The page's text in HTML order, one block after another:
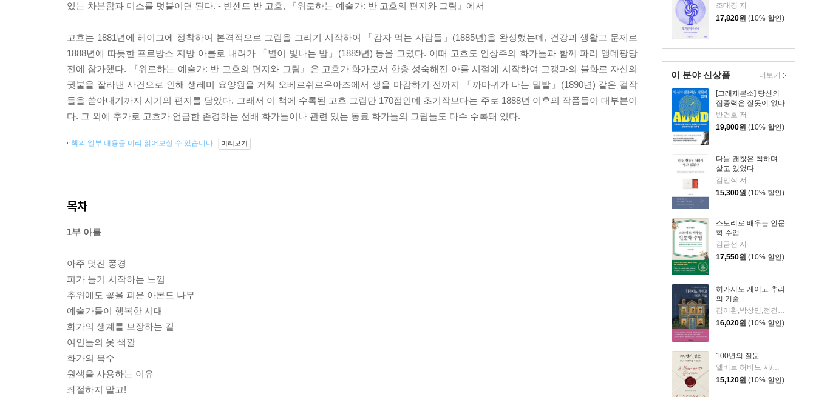
조태경 저
17,820원 (10% 할인)
이 분야 신상품
[그래제본소] 당신의
집중력은 잘못이 없다
반건호 저
19,800원 (10% 할인)
다들 괜찮은 척하며
살고 있었다
김민식 저
15,300원 (10% 할인)
스토리로 배우는 인문
학 수업
김금선 저
17,550원 (10% 할인)
히가시노 게이고 추리
의 기술
김이환,박상민,전건우,정명섭,조동신 저
16,020원 (10% 할인)
100년의 질문
15,120원 (10% 할인)
더보기
있는 차분함과 미소를 덧붙이면 된다. - 빈센트 반 고흐, 『위로하는 예술가: 반 고흐의 편지와 그림』에서
고흐는 1881년에 헤이그에 정착하여 본격적으로 그림을 그리기 시작하여 「감자 먹는 사람들」(1885년)을 완성했는데, 건강과 생활고 문제로
1888년에 따듯한 프로방스 지방 아를로 내려가 「별이 빛나는 밤」(1889년) 등을 그렸다. 이때 고흐도 인상주의 화가들과 함께 파리 앵데팡당
전에 참가했다. 『위로하는 예술가: 반 고흐의 편지와 그림』은 고흐가 화가로서 한층 성숙해진 아를 시절에 시작하여 고갱과의 불화로 자신의
귓불을 잘라낸 사건으로 인해 생레미 요양원을 거쳐 오베르쉬르우아즈에서 생을 마감하기 전까지 「까마귀가 나는 밀밭」(1890년) 같은 걸작
들을 쏟아내기까지 시기의 편지를 담았다. 그래서 이 책에 수록된 고흐 그림만 170점인데 초기작보다는 주로 1888년 이후의 작품들이 대부분이
다. 그 외에 추가로 고흐가 언급한 존경하는 선배 화가들이나 관련 있는 동료 화가들의 그림들도 다수 수록돼 있다.
책의 일부 내용을 미리 읽어보실 수 있습니다. 미리보기
목차
1부 아를
아주 멋진 풍경
피가 돌기 시작하는 느낌
추위에도 꽃을 피운 아몬드 나무
예술가들이 행복한 시대
화가의 생계를 보장하는 길
여인들의 옷 색깔
화가의 복수
원색을 사용하는 이유
좌절하지 말고!